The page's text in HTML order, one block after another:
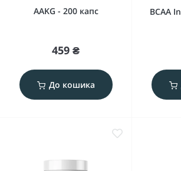
AAKG - 200 капс
459 ₴
До кошика
BCAA